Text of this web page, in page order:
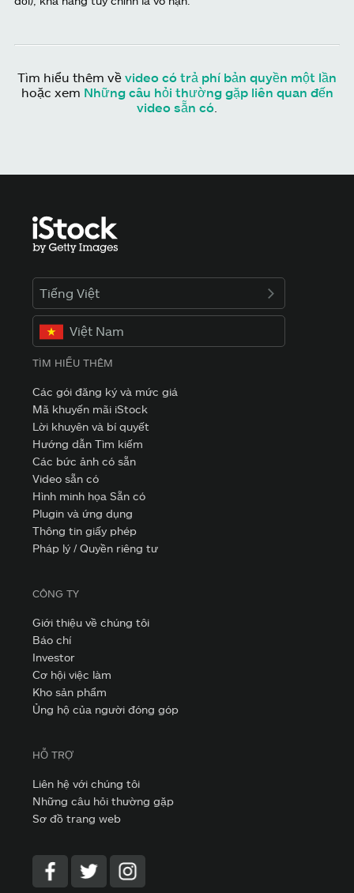
Tìm hiểu thêm về video có trả phí bản quyền một lần
hoặc xem Những câu hỏi thường gặp liên quan đến
video sẵn có
Tiếng Việt
Việt Nam
TÌM HIỂU THÊM
Các gói đăng ký và mức giá
Mã khuyến mãi iStock
Lời khuyên và bí quyết
Hướng dẫn Tìm kiếm
Các bức ảnh có sẵn
Video sẵn có
Hình minh họa Sẵn có
Plugin và ứng dụng
Thông tin giấy phép
Pháp lý / Quyền riêng tư
CÔNG TY
Giới thiệu về chúng tôi
Báo chí
Investor
Cơ hội việc làm
Kho sản phẩm
Ủng hộ của người đóng góp
HỖ TRỢ
Liên hệ với chúng tôi
Những câu hỏi thường gặp
Sơ đồ trang web